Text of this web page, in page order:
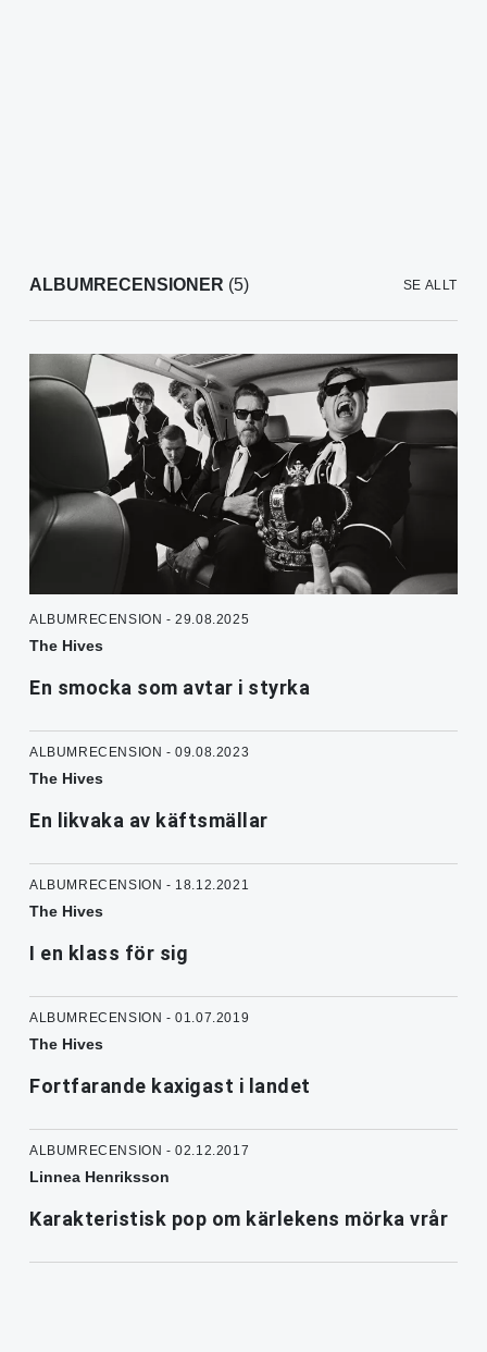
ALBUMRECENSIONER (5) SE ALLT
ALBUMRECENSION - 29.08.2025
The Hives
En smocka som avtar i styrka
ALBUMRECENSION - 09.08.2023
The Hives
En likvaka av käftsmällar
ALBUMRECENSION - 18.12.2021
The Hives
I en klass för sig
ALBUMRECENSION - 01.07.2019
The Hives
Fortfarande kaxigast i landet
ALBUMRECENSION - 02.12.2017
Linnea Henriksson
Karakteristisk pop om kärlekens mörka vrår